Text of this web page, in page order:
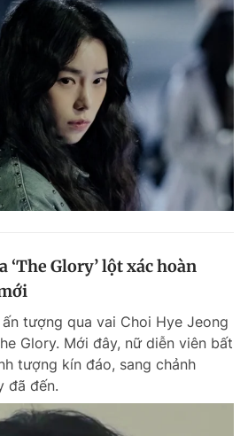
Liên hệ quảng cáo
0908 780 404
RSS Tòa soạn Chính sách bảo
Dũng
Hưng
Trung
GP - BTTTT cấp ngày 24.3.2020
về Báo Thanh Niên. Cấm sao chép
có sự chấp thuận bằng văn bản.
JSC.
‘The Glory’ lột xác hoàn
tượng qua vai Choi Hye Jeong
Glory. Mới đây, nữ diễn viên bất
tượng kín đáo, sang chảnh
đã đến.